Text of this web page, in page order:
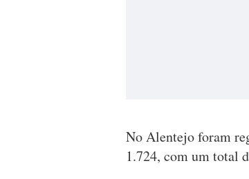
No Alentejo foram
1.724, com um total